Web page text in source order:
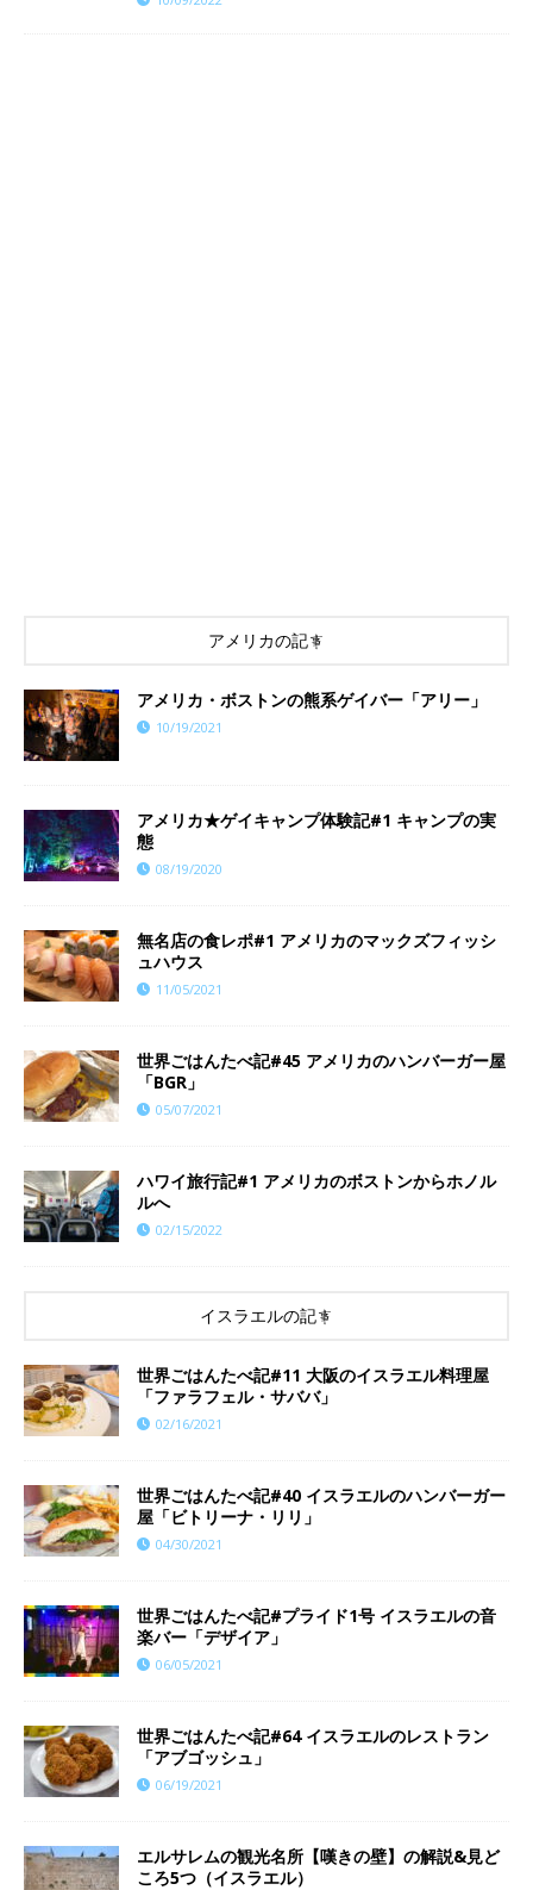
アメリカの記事
アメリカ・ボストンの熊系ゲイバー「アリー」
10/19/2021
アメリカ★ゲイキャンプ体験記#1 キャンプの実
態
08/19/2020
無名店の食レポ#1 アメリカのマックズフィッシ
ュハウス
11/05/2021
世界ごはんたべ記#45 アメリカのハンバーガー屋
「BGR」
05/07/2021
ハワイ旅行記#1 アメリカのボストンからホノル
ルへ
02/15/2022
イスラエルの記事
世界ごはんたべ記#11 大阪のイスラエル料理屋
「ファラフェル・サババ」
02/16/2021
世界ごはんたべ記#40 イスラエルのハンバーガー
屋「ビトリーナ・リリ」
04/30/2021
世界ごはんたべ記#プライド1号 イスラエルの音
楽バー「デザイア」
06/05/2021
世界ごはんたべ記#64 イスラエルのレストラン
「アブゴッシュ」
06/19/2021
エルサレムの観光名所【嘆きの壁】の解説&見ど
ころ5つ（イスラエル）